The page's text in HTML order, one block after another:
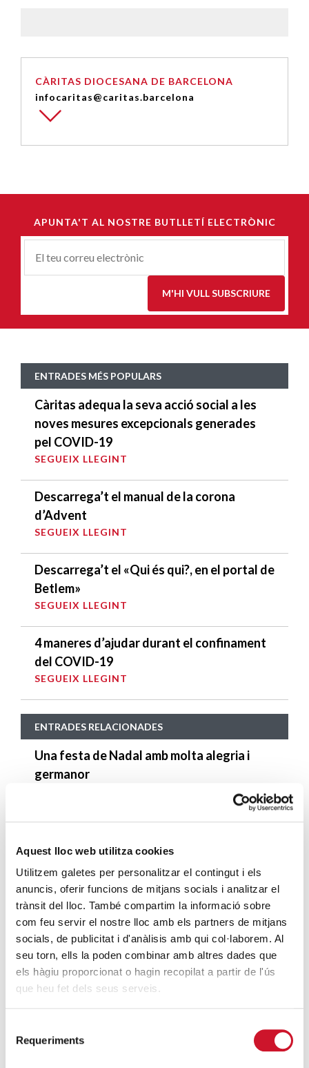
Aquest lloc web utilitza cookies
Utilitzem galetes per personalitzar el contingut i els
anuncis, oferir funcions de mitjans socials i analitzar el
trànsit del lloc. També compartim la informació sobre
com feu servir el nostre lloc amb els partners de mitjans
socials, de publicitat i d'anàlisis amb qui col·laborem. Al
seu torn, ells la poden combinar amb altres dades que
els hàgiu proporcionat o hagin recopilat a partir de l'ús
que heu fet dels seus serveis.
Requeriments
CÀRITAS DIOCESANA DE BARCELONA
infocaritas@caritas.barcelona
APUNTA'T AL NOSTRE BUTLLETÍ ELECTRÒNIC
Correu-
M'HI VULL SUBSCRIURE
ENTRADES MÉS POPULARS
Càritas adequa la seva acció social a les
noves mesures excepcionals generades
pel COVID-19
SEGUEIX LLEGINT
Descarrega’t el manual de la corona
d’Advent
SEGUEIX LLEGINT
Descarrega’t el «Qui és qui?, en el portal de
Betlem»
SEGUEIX LLEGINT
4 maneres d’ajudar durant el confinament
del COVID-19
SEGUEIX LLEGINT
ENTRADES RELACIONADES
Una festa de Nadal amb molta alegria i
germanor
a tots
Una vida difícil
SEGUEIX LLEGINT
Més que un voluntariat: una trobada entre
generacions que deixa empremta
SEGUEIX LLEGINT
DARRERES ENTRADES